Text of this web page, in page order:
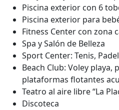
Piscina exterior con 6
Piscina exterior para
Fitness Center con zona
Spa y Salón de Belleza
Sport Center: Tenis,
Beach Club: Voley playa,
plataformas flotantes
Teatro al aire libre “La
Discoteca